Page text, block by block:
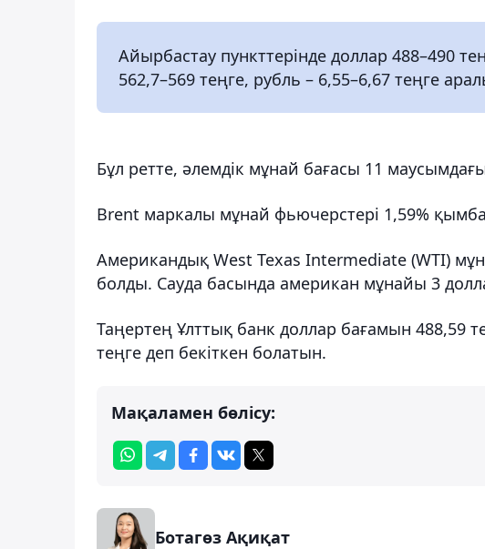
Айырбастау пункттерінде доллар 488–490
562,7–569 теңге, рубль – 6,55–6,67 теңге
Бұл ретте, әлемдік мұнай бағасы 11
Brent маркалы мұнай фьючерстері 1,59%
Американдық West Texas Intermediate (WTI)
болды. Сауда басында американ мұнайы 3
Таңертең Ұлттық банк доллар бағамын 488,59
теңге деп бекіткен болатын.
Мақаламен бөлісу:
Ботагөз Ақиқат